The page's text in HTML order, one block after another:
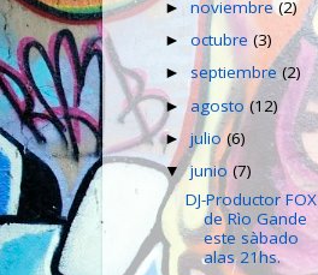
►noviembre(2)
►octubre(3)
►septiembre(2)
►agosto(12)
►julio(6)
▼junio(7)
DJ-Productor FOX
de Rìo Gande
este sàbado
alas 21hs.